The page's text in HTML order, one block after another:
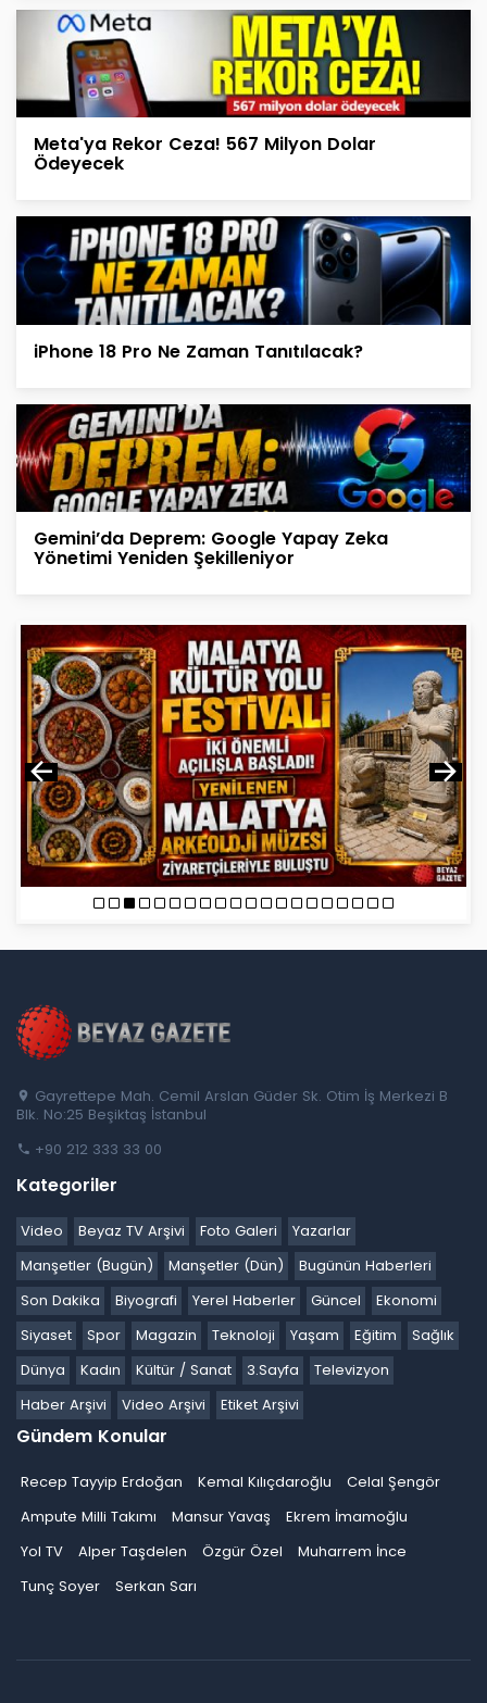
Meta'ya Rekor Ceza! 567 Milyon Dolar
Ödeyecek
iPhone 18 Pro Ne Zaman Tanıtılacak?
Gemini’da Deprem: Google Yapay Zeka
Yönetimi Yeniden Şekilleniyor
Gayrettepe Mah. Cemil Arslan Güder Sk. Otim İş Merkezi B
Blk. No:25 Beşiktaş İstanbul
+90 212 333 33 00
Kategoriler
Video Beyaz TV Arşivi Foto Galeri
Yazarlar
Manşetler (Bugün)
Manşetler (Dün)
Bugünün Haberleri
Son Dakika
Biyografi Yerel Haberler Güncel
Ekonomi
Siyaset
Spor Magazin Teknoloji Yaşam Eğitim
Sağlık
Dünya
Kadın Kültür / Sanat 3.Sayfa
Televizyon
Haber Arşivi
Video Arşivi Etiket Arşivi
Gündem Konular
Recep Tayyip Erdoğan Kemal Kılıçdaroğlu
Celal Şengör
Ampute Milli Takımı
Mansur Yavaş
Ekrem İmamoğlu
Yol TV
Alper Taşdelen Özgür Özel
Muharrem İnce
Tunç Soyer
Serkan Sarı